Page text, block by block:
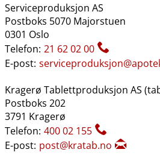
Serviceproduksjon AS
Postboks 5070 Majorstuen
0301 Oslo
Telefon: 21 62 02 00
E-post:
Kragerø Tablettproduksjon AS
Postboks 202
3791 Kragerø
Telefon: 400 02 155
E-post: post@kratab.no